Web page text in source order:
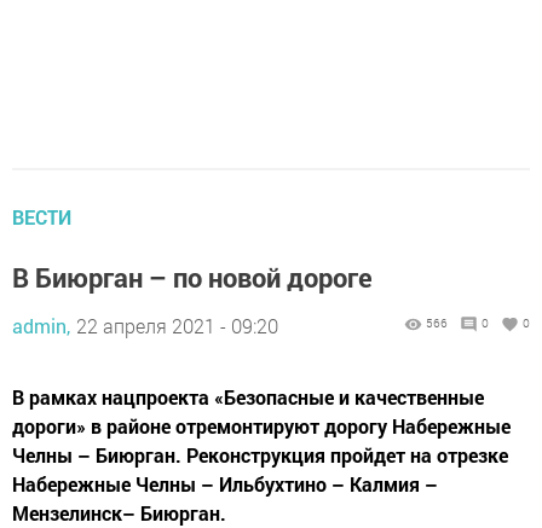
ВЕСТИ
В Биюрган – по новой дороге
admin, 22 апреля 2021 - 09:20 566 0 0
В рамках нацпроекта «Безопасные и качественные
дороги» в районе отремонтируют дорогу Набережные
Челны – Биюрган. Реконструкция пройдет на отрезке
Набережные Челны – Ильбухтино – Калмия –
Мензелинск– Биюрган.